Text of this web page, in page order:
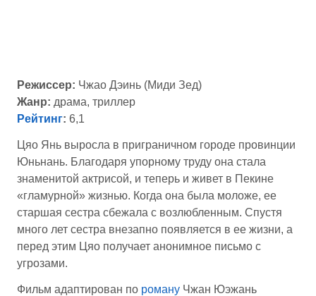
Режиссер: Чжао Дэинь (Миди Зед)
Жанр: драма, триллер
Рейтинг: 6,1
Цяо Янь выросла в приграничном городе провинции
Юньнань. Благодаря упорному труду она стала
знаменитой актрисой, и теперь и живет в Пекине
«гламурной» жизнью. Когда она была моложе, ее
старшая сестра сбежала с возлюбленным. Спустя
много лет сестра внезапно появляется в ее жизни, а
перед этим Цяо получает анонимное письмо с
угрозами.
Фильм адаптирован по роману Чжан Юэжань